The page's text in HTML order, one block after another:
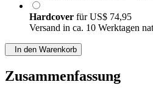
Hardcover fürUS$ 74,95
Versand in ca. 10 Werktagen
In den Warenkorb
Zusammenfassung